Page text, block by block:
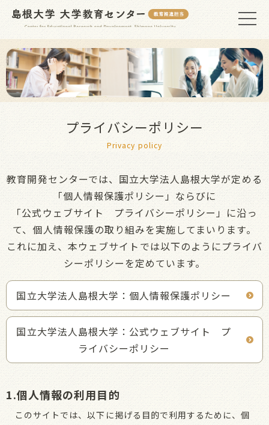
プライバシーポリシー
Privacy policy
教育開発センターでは、国立大学法人島根大学が定める
「個人情報保護ポリシー」ならびに
「公式ウェブサイト プライバシーポリシー」に沿っ
て、個人情報保護の取り組みを実施してまいります。
これに加え、本ウェブサイトでは以下のようにプライバ
シーポリシーを定めています。
国立大学法人島根大学：個人情報保護ポリシー
国立大学法人島根大学：公式ウェブサイト プ
ライバシーポリシー
1.個人情報の利用目的
このサイトでは、以下に掲げる目的で利用するために、個